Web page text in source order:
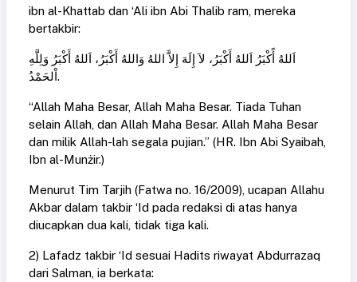
ibn al-Khattab dan ‘Ali ibn Abi Thalib ram, mereka
bertakbir:
اَللهُ أًكْبَرُ اَللهُ أَكْبَرُ، لاَ إِلَهَ إِلاَّ اللهُ وَاللهُ أَكْبَرُ، اَللهُ أَكْبَرُ وَلِلَّهِ
اْلحَمْدُ.
“Allah Maha Besar, Allah Maha Besar. Tiada Tuhan
selain Allah, dan Allah Maha Besar. Allah Maha Besar
dan milik Allah-lah segala pujian.” (HR. Ibn Abi Syaibah,
Ibn al-Munżir.)
Menurut Tim Tarjih (Fatwa no. 16/2009), ucapan Allahu
Akbar dalam takbir ‘Id pada redaksi di atas hanya
diucapkan dua kali, tidak tiga kali.
2) Lafadz takbir ‘Id sesuai Hadits riwayat Abdurrazaq
dari Salman, ia berkata: